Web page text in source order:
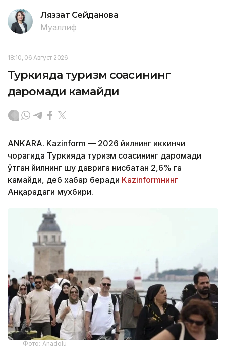
Ляззат Сейданова
Муаллиф
18:10, 06 Август 2026
Туркияда туризм соҳасининг
даромади камайди
ANKARA. Kazinform — 2026 йилнинг иккинчи
чорагида Туркияда туризм соҳасининг даромади
ўтган йилнинг шу даврига нисбатан 2,6% га
камайди, деб хабар беради Kazinformнинг
Анқарадаги мухбири.
Фото: Anadolu